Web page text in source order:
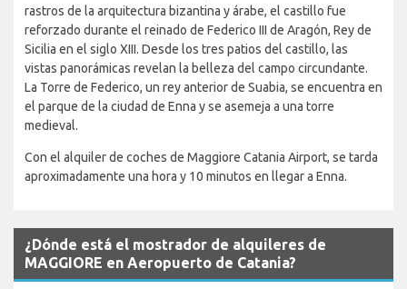
rastros de la arquitectura bizantina y árabe, el castillo fue
reforzado durante el reinado de Federico III de Aragón, Rey de
Sicilia en el siglo XIII. Desde los tres patios del castillo, las
vistas panorámicas revelan la belleza del campo circundante.
La Torre de Federico, un rey anterior de Suabia, se encuentra en
el parque de la ciudad de Enna y se asemeja a una torre
medieval.
Con el alquiler de coches de Maggiore Catania Airport, se tarda
aproximadamente una hora y 10 minutos en llegar a Enna.
¿Dónde está el mostrador de alquileres de
MAGGIORE en Aeropuerto de Catania?